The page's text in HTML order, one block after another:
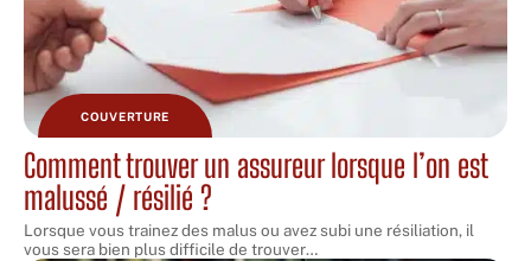
COUVERTURE
Comment trouver un assureur lorsque l’on est
malussé / résilié ?
Lorsque vous trainez des malus ou avez subi une résiliation, il
vous sera bien plus difficile de trouver…